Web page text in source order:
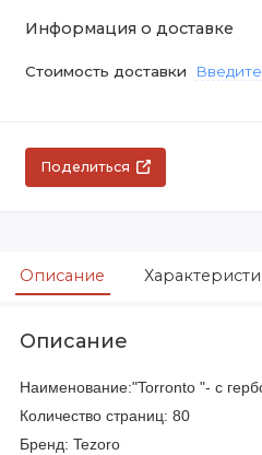
Информация о доставке
Стоимость доставки
Поделиться
Описание
Описание
Наименование:"Torronto "- с
Количество страниц: 80
Бренд: Tezoro